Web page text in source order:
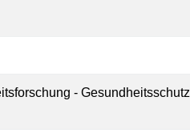
- Gesundheitsschutz